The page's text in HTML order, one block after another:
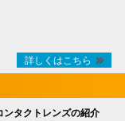
詳しくはこちら
タクトレンズの紹介